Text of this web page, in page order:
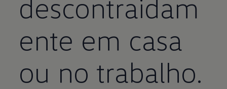
descontraidam
ente em casa
ou no trabalho.